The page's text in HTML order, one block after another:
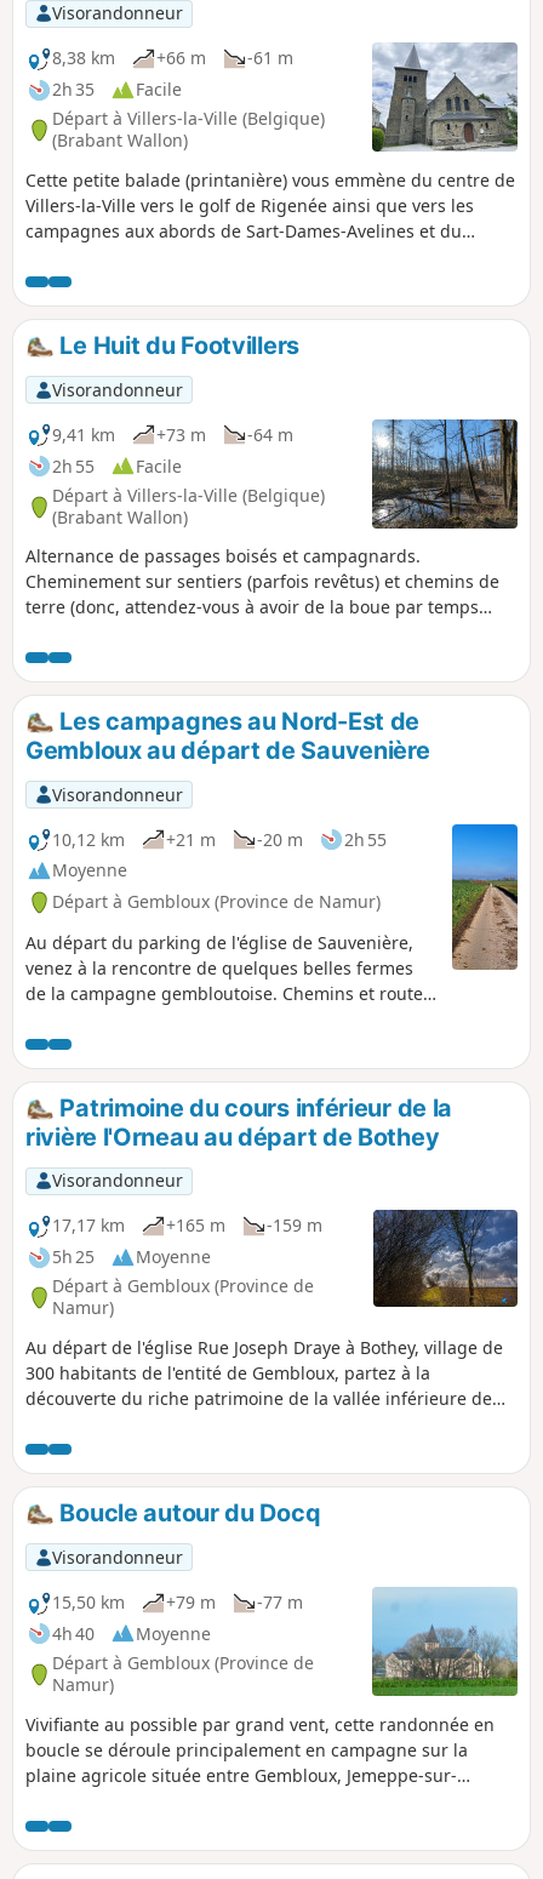
Visorandonneur
8,38 km
+66 m
-61 m
2h 35
Facile
Départ à Villers-la-Ville (Belgique)
(Brabant Wallon)
Cette petite balade (printanière) vous emmène du centre de
Villers-la-Ville vers le golf de Rigenée ainsi que vers les
campagnes aux abords de Sart-Dames-Avelines et du
Chênes.Sans autre prétention que de se dégourdir les
jambes, ce parcours ne présente aucune difficulté
particulière tout en proposant une sortie au grand air, en
solitaire, en famille ou entre amis.
Le Huit du Footvillers
Visorandonneur
9,41 km
+73 m
-64 m
2h 55
Facile
Départ à Villers-la-Ville (Belgique)
(Brabant Wallon)
Alternance de passages boisés et campagnards.
Cheminement sur sentiers (parfois revêtus) et chemins de
terre (donc, attendez-vous à avoir de la boue par temps
Ry d'Hez et que vous devez monter perpendiculairement à
celle-ci : la pente est très forte et difficile surtout si le sol est
humide. Seulement trois brefs passages sur route
asphaltée dont un seul est sur une route fréquentée.
Les campagnes au Nord-Est de
Gembloux au départ de Sauvenière
Visorandonneur
10,12 km
+21 m -20 m
2h 55
Moyenne
Départ à Gembloux (Province de Namur)
Au départ du parking de l'église de Sauvenière,
venez à la rencontre de quelques belles fermes
de la campagne gembloutoise. Chemins et routes
vous découvrirez cultures de pommes de terre,
colza, betteraves, maïs, céréales. Sur ce parcours,
vous serez également sur le champ de bataille de
la seule victoire de chars français au début de la
seconde guerre mondiale.
Patrimoine du cours inférieur de la
rivière l'Orneau au départ de Bothey
Visorandonneur
17,17 km
+165 m
-159 m
5h 25
Moyenne
Départ à Gembloux (Province de
Namur)
Au départ de l'église Rue Joseph Draye à Bothey, village de
300 habitants de l'entité de Gembloux, partez à la
découverte du riche patrimoine de la vallée inférieure de
raviront tout au long d'un parcours vallonné. Alternance de
passages boisés et campagnards. Le long des routes
accotements herbeux généralement plats et entretenus. De
nombreux aménagements vous donneront le temps de vous
poser tout au long de la randonnée.
Boucle autour du Docq
Visorandonneur
15,50 km
+79 m
-77 m
4h 40
Moyenne
Départ à Gembloux (Province de
Namur)
Vivifiante au possible par grand vent, cette randonnée en
boucle se déroule principalement en campagne sur la
plaine agricole située entre Gembloux, Jemeppe-sur-
carrefour du Docq (N29 x N93).De notre avis, elle est plus
intéressante côté Nord que côté Sud.On y découvre